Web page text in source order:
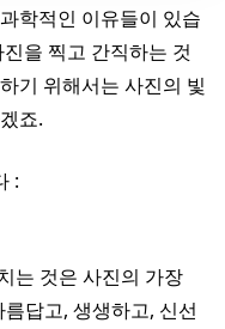
학적인 이유들이 있습
을 찍고 간직하는 것
기 위해서는 사진의 빛
죠.
:
는 것은 사진의 가장
답고, 생생하고, 신선